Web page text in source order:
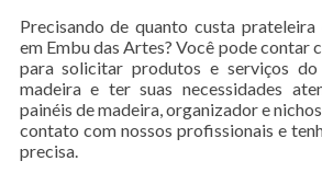
Precisando de quanto custa
em Embu das Artes? Você pode contar
para solicitar produtos e serviços
madeira e ter suas necessidades
painéis de madeira, organizador e
contato com nossos profissionais e
precisa.